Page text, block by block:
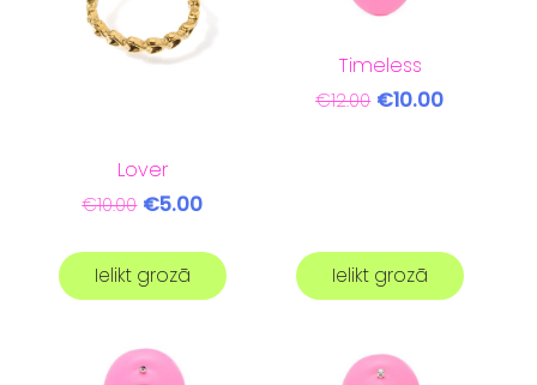
Lover
€10.00 €5.00
Ielikt grozā
Timeless
€12.00 €10.00
Ielikt grozā